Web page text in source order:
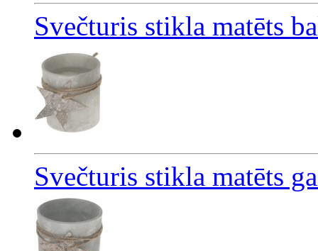
Svečturis stikla matēts
Svečturis stikla matēts